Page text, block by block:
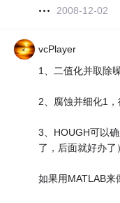
2008-12-02
vcPlayer
1、二值化并取除
2、腐蚀并细化1，
3、HOUGH可以
了，后面就好办了
如果用MATLAB来